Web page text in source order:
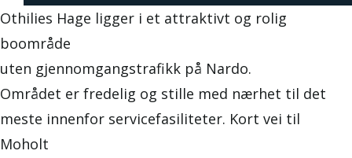
Othilies Hage ligger i et attraktivt og rolig
boområde
uten gjennomgangstrafikk på Nardo.
Området er fredelig og stille med nærhet til det
meste innenfor servicefasiliteter. Kort vei til
Moholt